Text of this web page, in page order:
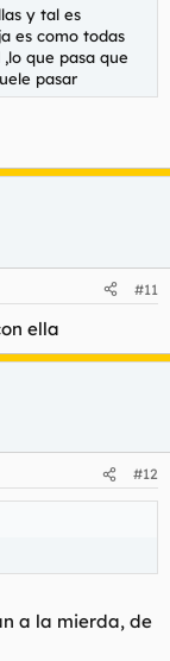
y tal es
es como todas
que pasa que
pasar
#11
ella
#12
a la mierda, de